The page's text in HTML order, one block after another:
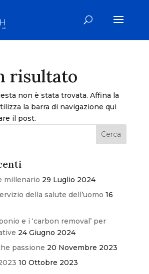
risultato
non è stata trovata. Affina la
la barra di navigazione qui
il post.
millenario 29 Luglio 2024
della salute dell’uomo 16
e i ‘carbon removal’ per
24 Giugno 2024
passione 20 Novembre 2023
10 Ottobre 2023